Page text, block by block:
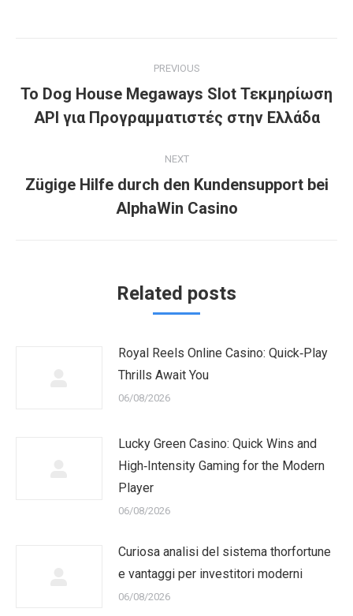
navigation
PREVIOUS
Previous
post:
Το Dog House Megaways Slot Τεκμηρίωση
API για Προγραμματιστές στην Ελλάδα
NEXT
Next
post:
Zügige Hilfe durch den Kundensupport bei
AlphaWin Casino
Related posts
Royal Reels Online Casino: Quick‑Play
Thrills Await You
06/08/2026
Lucky Green Casino: Quick Wins and
High‑Intensity Gaming for the Modern
Player
06/08/2026
Curiosa analisi del sistema thorfortune
e vantaggi per investitori moderni
06/08/2026